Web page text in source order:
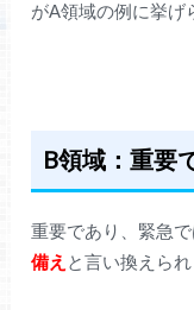
がA領域の例に挙げ
B領域：重要
重要であり、緊急
備え と言い換えられ